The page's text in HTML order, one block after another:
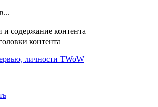
и содержание контента
контента
личности TWoW